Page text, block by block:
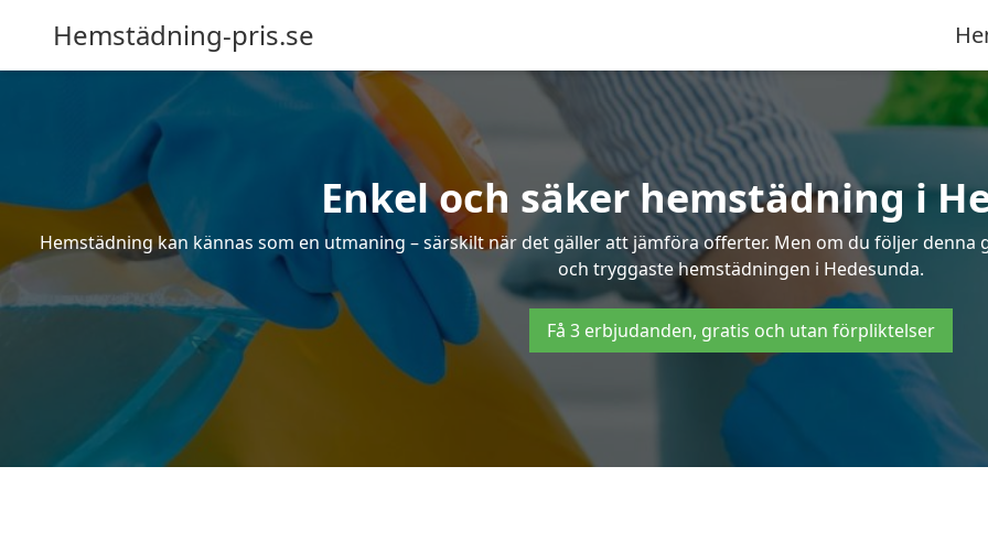
Hemstädning-pris.se
Enkel och säker hemstädning i
Hemstädning kan kännas som en utmaning – särskilt när det gäller att jämföra offerter. Men om du följer
och tryggaste hemstädningen i Hedesunda.
Få 3 erbjudanden, gratis och utan förpliktelser